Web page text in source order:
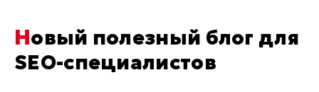
Отдельный вход \ Левый торец здания
Новый полезный блог для
SEO-специалистов